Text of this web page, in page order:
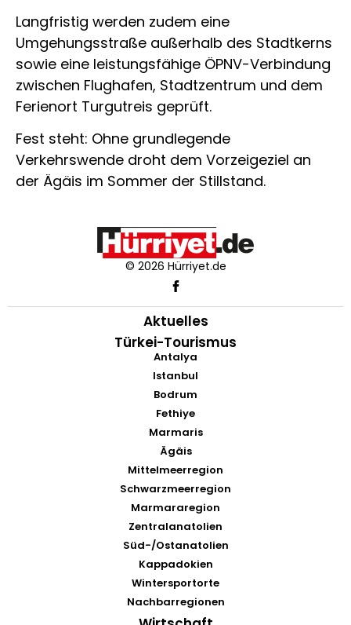
Langfristig werden zudem eine
Umgehungsstraße außerhalb des Stadtkerns
sowie eine leistungsfähige ÖPNV-Verbindung
zwischen Flughafen, Stadtzentrum und dem
Ferienort Turgutreis geprüft.
Fest steht: Ohne grundlegende
Verkehrswende droht dem Vorzeigeziel an
der Ägäis im Sommer der Stillstand.
© 2026 Hürriyet.de
Aktuelles
Türkei-Tourismus
Antalya
Istanbul
Bodrum
Fethiye
Marmaris
Ägäis
Mittelmeerregion
Schwarzmeerregion
Marmararegion
Zentralanatolien
Süd-/Ostanatolien
Kappadokien
Wintersportorte
Nachbarregionen